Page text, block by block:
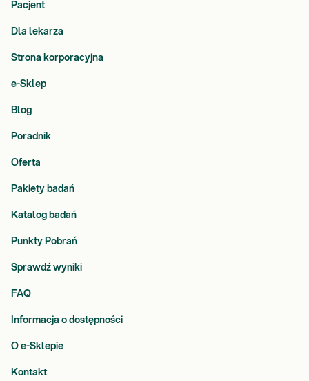
Pacjent
Dla lekarza
Strona korporacyjna
e-Sklep
Blog
Poradnik
Oferta
Pakiety badań
Katalog badań
Punkty Pobrań
Sprawdź wyniki
FAQ
Informacja o dostępności
O e-Sklepie
Kontakt